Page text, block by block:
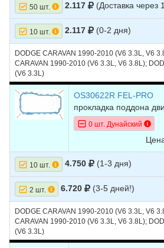
50 шт. 2.117 (Доставка через
10 шт. 2.117 (0-2 дня)
DODGE CARAVAN 1990-2010 (V6 3.3L, V6
CARAVAN 1990-2010 (V6 3.3L, V6 3.8L);
(V6 3.3L)
OS30622R FEL-PRO
прокладка поддона
0 шт. Дунайский
10 шт. 4.750 (1-3 дня)
2 шт. 6.720 (3-5 дней!)
DODGE CARAVAN 1990-2010 (V6 3.3L, V6
CARAVAN 1990-2010 (V6 3.3L, V6 3.8L);
(V6 3.3L)